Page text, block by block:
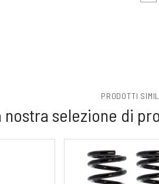
PRODOTTI
nostra selezione di